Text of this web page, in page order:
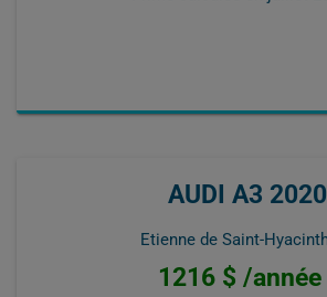
AUDI A3 2020
Etienne de Saint-
1216 $ /année